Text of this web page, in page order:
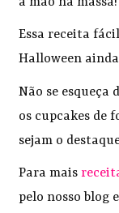
Essa receita
Halloween
Não se esqueça
os cupcakes de
sejam o
Para mais
pelo nosso blog